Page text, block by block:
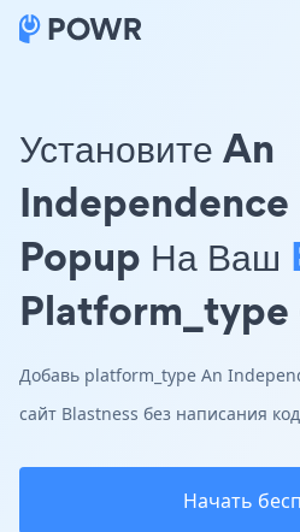
Установите An
Independence
Popup На Ваш
Platform_type
Добавь platform_type An
сайт Blastness без написания
Начать